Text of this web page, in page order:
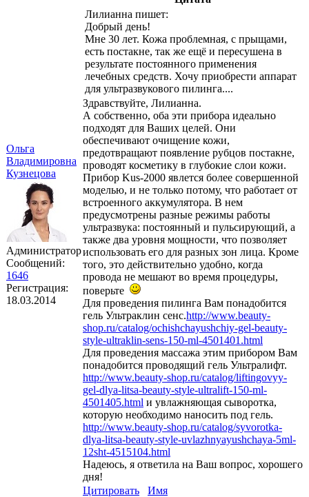
Ольга
Владимировна
Кузнецова
Администратор
Сообщений:
1646
Регистрация:
18.03.2014
Лилианна пишет:
Добрый день!
Мне 30 лет. Кожа проблемная, с прыщами,
есть постакне, так же ещё и пересушена в
результате постоянного применения
лечебных средств. Хочу приобрести аппарат
для ультразвукового пилинга....
Здравствуйте, Лилианна.
А собственно, оба эти прибора идеально
подходят для Ваших целей. Они
обеспечивают очищение кожи,
предотвращают появление рубцов постакне,
проводят косметику в глубокие слои кожи.
Прибор Kus-2000 явлется более совершенной
моделью, и не только потому, что работает от
встроенного аккумулятора. В нем
предусмотрены разные режимы работы
ультразвука: постоянный и пульсирующий, а
также два уровня мощности, что позволяет
использовать его для разных зон лица. Кроме
того, это действительно удобно, когда
провода не мешают во время процедуры,
поверьте
Для проведения пилинга Вам понадобится
гель Ультраклин сенс.http://www.beauty-
shop.ru/catalog/ochishchayushchiy-gel-beauty-
style-ultraklin-sens-150-ml-4501401.html
Для проведения массажа этим прибором Вам
понадобится проводящий гель Ультралифт.
http://www.beauty-shop.ru/catalog/liftingovyy-
gel-dlya-litsa-beauty-style-ultralift-150-ml-
4501405.html и увлажняющая сыворотка,
которую необходимо наносить под гель.
http://www.beauty-shop.ru/catalog/syvorotka-
dlya-litsa-beauty-style-uvlazhnyayushchaya-5ml-
12sht-4515104.html
Надеюсь, я ответила на Ваш вопрос, хорошего
дня!
Цитировать
Имя